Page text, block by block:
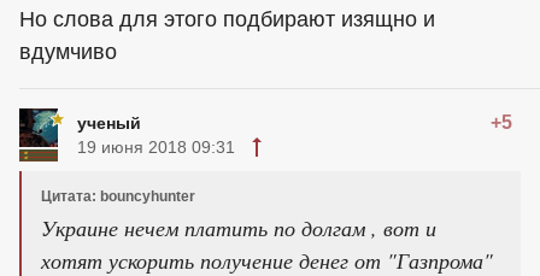
Но слова для этого подбирают изящно и
вдумчиво
ученый +5
19 июня 2018 09:31
Цитата: bouncyhunter
Украине нечем платить по долгам , вот и
хотят ускорить получение денег от "Газпрома"